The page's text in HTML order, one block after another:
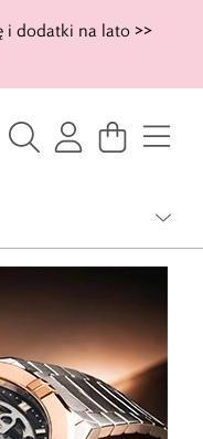
i dodatki na lato >>